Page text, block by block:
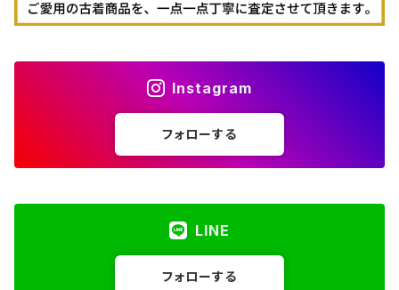
Instagram
フォローする
LINE
フォローする